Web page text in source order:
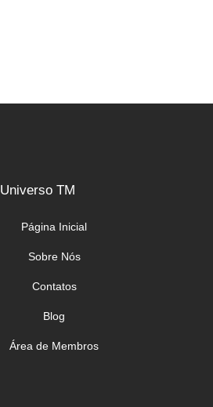
Universo TM
Página Inicial
Sobre Nós
Contatos
Blog
Área de Membros